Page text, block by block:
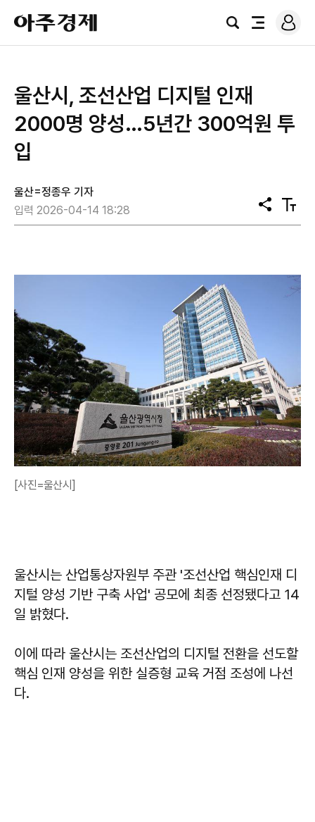
아
주
경
검
전
로
그
울산시, 조선산업 디지털 인재
2000명 양성…5년간 300억원 투
입
울산=정종우 기자
입력 2026-04-14 18:28
공
유
텍
스
[사진=울산시]
울산시는 산업통상자원부 주관 '조선산업 핵심인재 디
지털 양성 기반 구축 사업' 공모에 최종 선정됐다고 14
일 밝혔다.
이에 따라 울산시는 조선산업의 디지털 전환을 선도할
핵심 인재 양성을 위한 실증형 교육 거점 조성에 나선
다.